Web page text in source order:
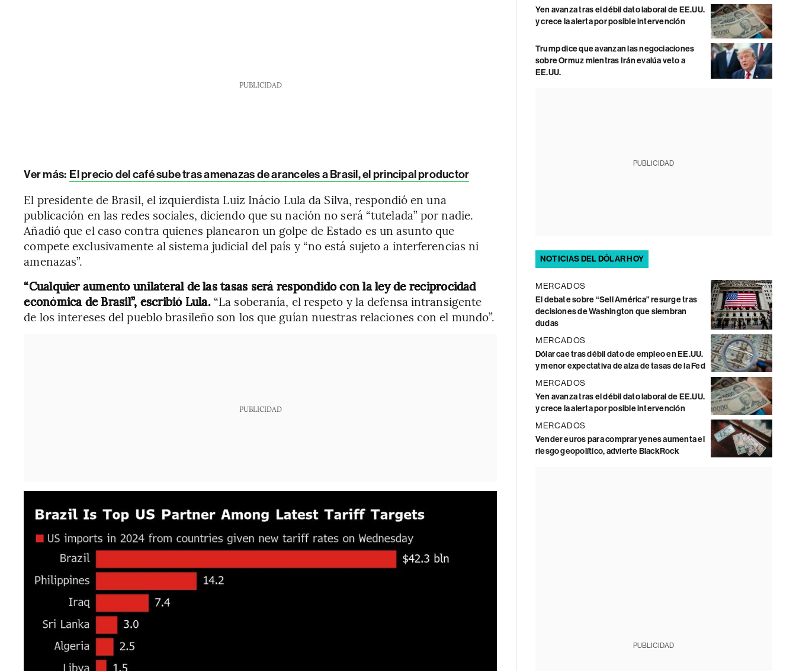
PUBLICIDAD
Ver más: El precio del café sube tras amenazas de aranceles a Brasil, el principal productor
El presidente de Brasil, el izquierdista Luiz Inácio Lula da Silva, respondió en una
publicación en las redes sociales, diciendo que su nación no será “tutelada” por nadie.
Añadió que el caso contra quienes planearon un golpe de Estado es un asunto que
compete exclusivamente al sistema judicial del país y “no está sujeto a interferencias ni
amenazas”.
“Cualquier aumento unilateral de las tasas será respondido con la ley de reciprocidad
económica de Brasil”, escribió Lula.“La soberanía, el respeto y la defensa intransigente
de los intereses del pueblo brasileño son los que guían nuestras relaciones con el mundo”.
PUBLICIDAD
Yen avanza tras el débil dato laboral de EE.UU.
y crece la alerta por posible intervención
Trump dice que avanzan las negociaciones
sobre Ormuz mientras Irán evalúa veto a
EE.UU.
PUBLICIDAD
NOTICIAS DEL DÓLAR HOY
MERCADOS
El debate sobre “Sell América” resurge tras
decisiones de Washington que siembran
dudas
MERCADOS
Dólar cae tras débil dato de empleo en EE.UU.
y menor expectativa de alza de tasas de la Fed
MERCADOS
Yen avanza tras el débil dato laboral de EE.UU.
y crece la alerta por posible intervención
MERCADOS
Vender euros para comprar yenes aumenta el
riesgo geopolítico, advierte BlackRock
PUBLICIDAD